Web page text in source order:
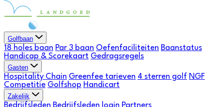
Golfbaan
18 holes baan Par 3 baan Oefenfaciliteiten Baanstatus
Handicap & Scorekaart Gedragsregels
Gasten
Hospitality Chain Greenfee tarieven 4 sterren golf NGF
Competitie Golfshop Handicart
Zakelijk